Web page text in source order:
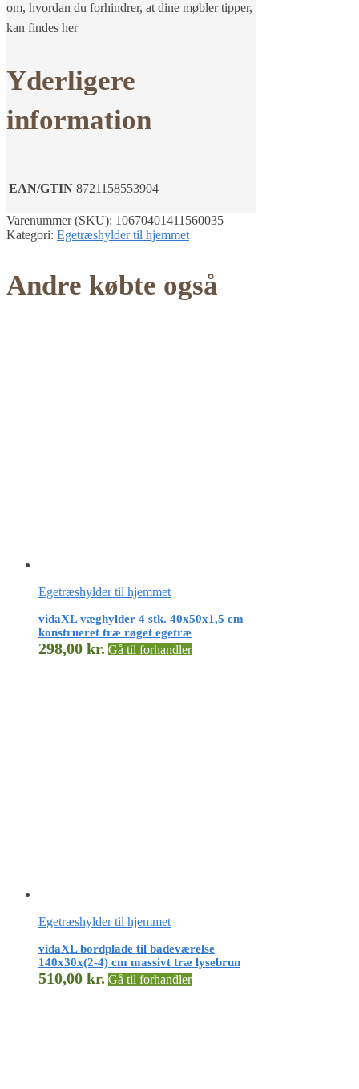
om, hvordan du forhindrer, at dine møbler tipper,
kan findes her
Yderligere
information
EAN/GTIN 8721158553904
Varenummer (SKU): 10670401411560035
Kategori: Egetræshylder til hjemmet
Andre købte også
Egetræshylder til hjemmet
vidaXL væghylder 4 stk. 40x50x1,5 cm
konstrueret træ røget egetræ
298,00 kr. Gå til forhandler
Egetræshylder til hjemmet
vidaXL bordplade til badeværelse
140x30x(2-4) cm massivt træ lysebrun
510,00 kr. Gå til forhandler